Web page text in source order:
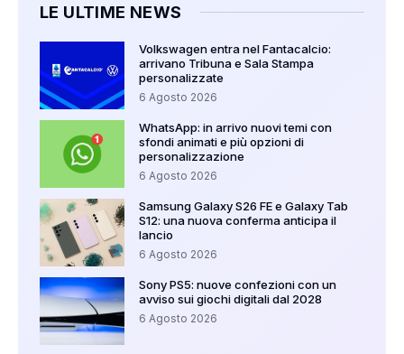
LE ULTIME NEWS
Volkswagen entra nel Fantacalcio:
arrivano Tribuna e Sala Stampa
personalizzate
6 Agosto 2026
WhatsApp: in arrivo nuovi temi con
sfondi animati e più opzioni di
personalizzazione
6 Agosto 2026
Samsung Galaxy S26 FE e Galaxy Tab
S12: una nuova conferma anticipa il
lancio
6 Agosto 2026
Sony PS5: nuove confezioni con un
avviso sui giochi digitali dal 2028
6 Agosto 2026